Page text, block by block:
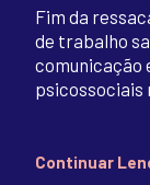
Fim da
de trabalho
comunicação
psicossociais
Continuar